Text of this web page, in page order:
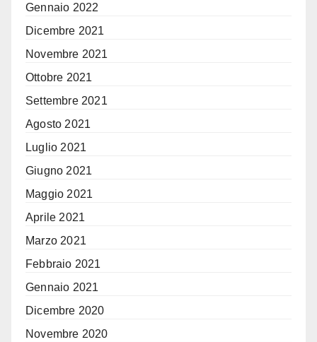
Gennaio 2022
Dicembre 2021
Novembre 2021
Ottobre 2021
Settembre 2021
Agosto 2021
Luglio 2021
Giugno 2021
Maggio 2021
Aprile 2021
Marzo 2021
Febbraio 2021
Gennaio 2021
Dicembre 2020
Novembre 2020